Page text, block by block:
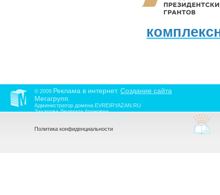
© 2009 Реклама в интернет. Создание сайта
Мегагрупп
Администратор домена EVREIRYAZAN.RU
Захарова Людмила Ароновна
договор 755095/ NIC - D от 25.03.2010г.
Политика конфиденциальности